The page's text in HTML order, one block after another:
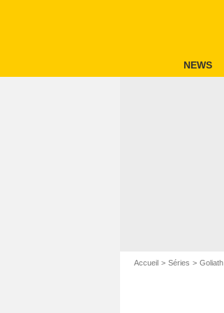
NEWS
Accueil Séries Goliath